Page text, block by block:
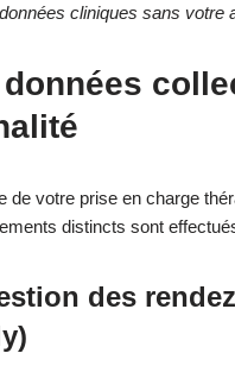
cliniques sans votre
de votre prise en charge
distincts sont
des